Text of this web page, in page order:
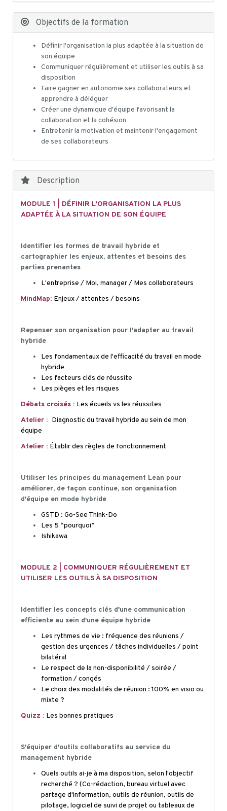
Objectifs de la formation
Définir l'organisation la plus adaptée à la situation de
son équipe
Communiquer régulièrement et utiliser les outils à sa
disposition
Faire gagner en autonomie ses collaborateurs et
apprendre à déléguer
Créer une dynamique d'équipe favorisant la
collaboration et la cohésion
Entretenir la motivation et maintenir l'engagement
de ses collaborateurs
Description
MODULE 1 | DÉFINIR L'ORGANISATION LA PLUS
ADAPTÉE À LA SITUATION DE SON ÉQUIPE
Identifier les formes de travail hybride et
cartographier les enjeux, attentes et besoins des
parties prenantes
L'entreprise / Moi, manager / Mes collaborateurs
MindMap: Enjeux / attentes / besoins
Repenser son organisation pour l'adapter au travail
hybride
Les fondamentaux de l'efficacité du travail en mode
hybride
Les facteurs clés de réussite
Les pièges et les risques
Débats croisés : Les écueils vs les réussites
Atelier : Diagnostic du travail hybride au sein de mon
équipe
Atelier : Établir des règles de fonctionnement
Utiliser les principes du management Lean pour
améliorer, de façon continue, son organisation
d'équipe en mode hybride
GSTD : Go-See Think-Do
Les 5 “pourquoi”
Ishikawa
MODULE 2 | COMMUNIQUER RÉGULIÈREMENT ET
UTILISER LES OUTILS À SA DISPOSITION
Identifier les concepts clés d'une communication
efficiente au sein d'une équipe hybride
Les rythmes de vie : fréquence des réunions /
gestion des urgences / tâches individuelles / point
bilatéral
Le respect de la non-disponibilité / soirée /
formation / congés
Le choix des modalités de réunion : 100% en visio ou
mixte ?
Quizz : Les bonnes pratiques
S'équiper d'outils collaboratifs au service du
management hybride
Quels outils ai-je à ma disposition, selon l'objectif
recherché ? (Co-rédaction, bureau virtuel avec
partage d'information, outils de réunion, outils de
pilotage, logiciel de suivi de projet ou tableaux de